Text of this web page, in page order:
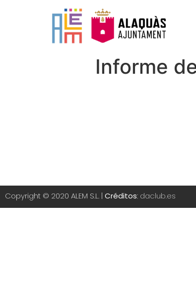
Informe
Copyright © 2020 ALEM S.L. | Créditos: daclub.es